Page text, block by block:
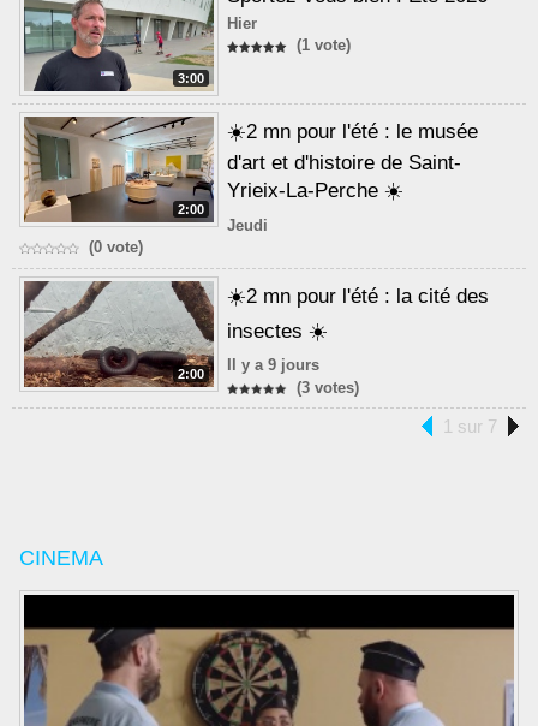
3:00
Hier
(1 vote)
2:00
☀️2 mn pour l'été : le musée
d'art et d'histoire de Saint-
Yrieix-La-Perche ☀️
Jeudi
(0 vote)
2:00
☀️2 mn pour l'été : la cité des
insectes ☀️
Il y a 9 jours
(3 votes)
1 sur 7
CINEMA